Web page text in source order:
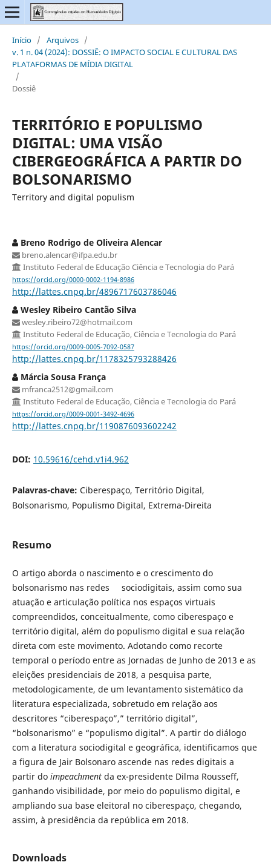
Início / Arquivos /
v. 1 n. 04 (2024): DOSSIÊ: O IMPACTO SOCIAL E CULTURAL DAS
PLATAFORMAS DE MÍDIA DIGITAL
/
Dossiê
TERRITÓRIO E POPULISMO
DIGITAL: UMA VISÃO
CIBERGEOGRÁFICA A PARTIR DO
BOLSONARISMO
Territory and digital populism
Breno Rodrigo de Oliveira Alencar
breno.alencar@ifpa.edu.br
Instituto Federal de Educação Ciência e Tecnologia do Pará
https://orcid.org/0000-0002-1194-8986
http://lattes.cnpq.br/4896717603786046
Wesley Ribeiro Cantão Silva
wesley.ribeiro72@hotmail.com
Instituto Federal de Educação, Ciência e Tecnologia do Pará
https://orcid.org/0009-0005-7092-0587
http://lattes.cnpq.br/1178325793288426
Márcia Sousa França
mfranca2512@gmail.com
Instituto Federal de Educação, Ciência e Tecnologia do Pará
https://orcid.org/0009-0001-3492-4696
http://lattes.cnpq.br/1190876093602242
DOI: 10.59616/cehd.v1i4.962
Palavras-chave: Ciberespaço, Território Digital,
Bolsonarismo, Populismo Digital, Extrema-Direita
Resumo
O artigo aborda o nascimento e o crescimento do
bolsonarismo nas redes sociodigitais, assim como sua
atuação e articulação política nos espaços virtuais
compreendidos, conceitualmente, como ciberespaço e
território digital, além do populismo digital e sua relação
direta com este movimento. Adotando como recorte
temporal o período entre as Jornadas de Junho de 2013 e as
eleições presidenciais de 2018, a pesquisa parte,
metodologicamente, de um levantamento sistemático da
literatura especializada, sobretudo em relação aos
descritores “ciberespaço”,” território digital”,
“bolsonarismo” e “populismo digital”. A partir do diálogo
com a literatura sociodigital e geográfica, identificamos que
a figura de Jair Bolsonaro ascende nas redes digitais a
partir do impeachmentda ex-presidente Dilma Rousseff,
ganhando visibilidade, por meio do populismo digital, e
ampliando sua base eleitoral no ciberespaço, chegando,
assim, à presidência da república em 2018.
Downloads